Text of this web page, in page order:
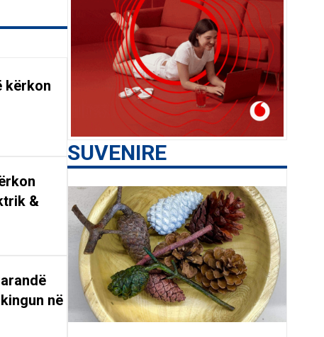
kërkon
&
në
SUVENIRE